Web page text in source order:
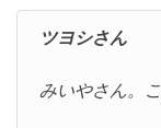
ツヨシさん
みいやさん。